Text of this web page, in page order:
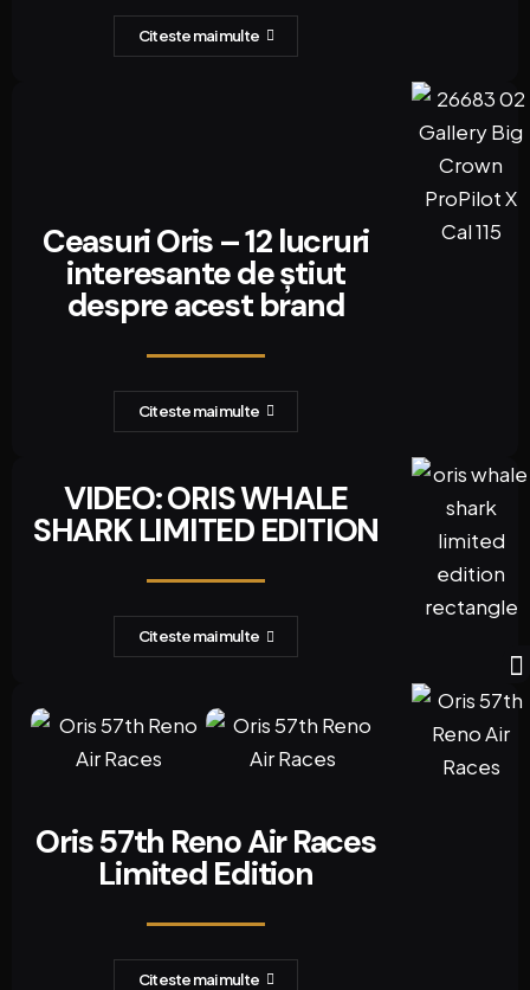
Citeste mai multe
Ceasuri Oris – 12 lucruri
interesante de știut
despre acest brand
Citeste mai multe
VIDEO: ORIS WHALE
SHARK LIMITED EDITION
Citeste mai multe
Oris 57th Reno Air Races
Limited Edition
Citeste mai multe